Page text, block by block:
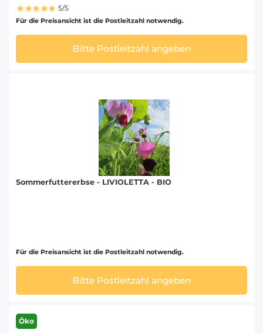
5/5
Für die Preisansicht ist die Postleitzahl notwendig.
Bitte Postleitzahl angeben
Sommerfuttererbse - LIVIOLETTA - BIO
Für die Preisansicht ist die Postleitzahl notwendig.
Bitte Postleitzahl angeben
Öko